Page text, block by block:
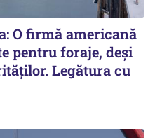
O firmă americană
pentru foraje, deși
Legătura cu